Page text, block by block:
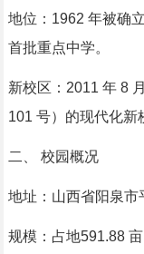
地位：1962 年被确
首批重点中学。
新校区：2011 年 8
101 号）的现代化新
二、 校园概况
地址：山西省阳泉市
规模：占地591.88